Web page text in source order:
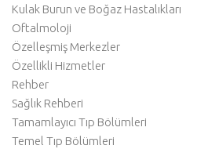
Kulak Burun ve Boğaz Hastalıkları
Oftalmoloji
Özelleşmiş Merkezler
Özellikli Hizmetler
Rehber
Sağlık Rehberi
Tamamlayıcı Tıp Bölümleri
Temel Tıp Bölümleri